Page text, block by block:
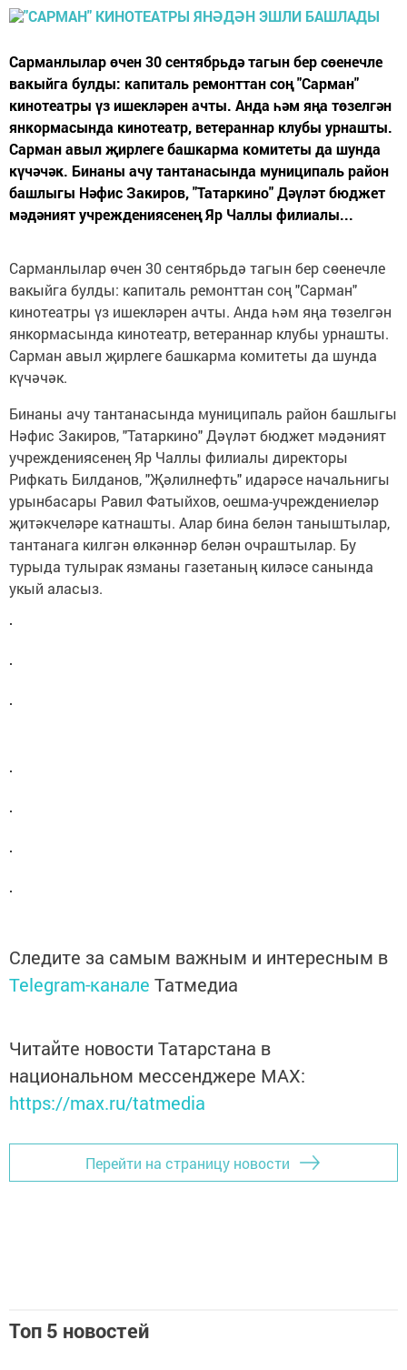
Сарманлылар өчен 30 сентябрьдә тагын бер сөенечле
вакыйга булды: капиталь ремонттан соң "Сарман"
кинотеатры үз ишекләрен ачты. Анда һәм яңа төзелгән
янкормасында кинотеатр, ветераннар клубы урнашты.
Сарман авыл җирлеге башкарма комитеты да шунда
күчәчәк. Бинаны ачу тантанасында муниципаль район
башлыгы Нәфис Закиров, "Татаркино" Дәүләт бюджет
мәдәният учреждениясенең Яр Чаллы филиалы...
Сарманлылар өчен 30 сентябрьдә тагын бер сөенечле
вакыйга булды: капиталь ремонттан соң "Сарман"
кинотеатры үз ишекләрен ачты. Анда һәм яңа төзелгән
янкормасында кинотеатр, ветераннар клубы урнашты.
Сарман авыл җирлеге башкарма комитеты да шунда
күчәчәк.
Бинаны ачу тантанасында муниципаль район башлыгы
Нәфис Закиров, "Татаркино" Дәүләт бюджет мәдәният
учреждениясенең Яр Чаллы филиалы директоры
Рифкать Билданов, "Җәлилнефть" идарәсе начальнигы
урынбасары Равил Фатыйхов, оешма-учреждениеләр
җитәкчеләре катнашты. Алар бина белән таныштылар,
тантанага килгән өлкәннәр белән очраштылар. Бу
турыда тулырак язманы газетаның киләсе санында
укый аласыз.
Следите за самым важным и интересным в
Telegram-канале Татмедиа
Читайте новости Татарстана в
национальном мессенджере MАХ:
https://max.ru/tatmedia
Перейти на страницу новости
Топ 5 новостей